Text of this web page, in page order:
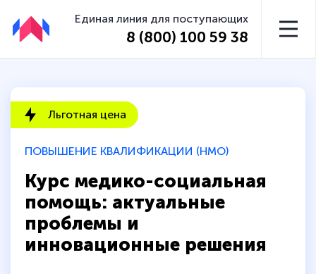
Единая линия для поступающих
8 (800) 100 59 38
ПОВЫШЕНИЕ КВАЛИФИКАЦИИ (НМО)
Курс медико-социальная
помощь: актуальные
проблемы и
инновационные решения
Льготная цена